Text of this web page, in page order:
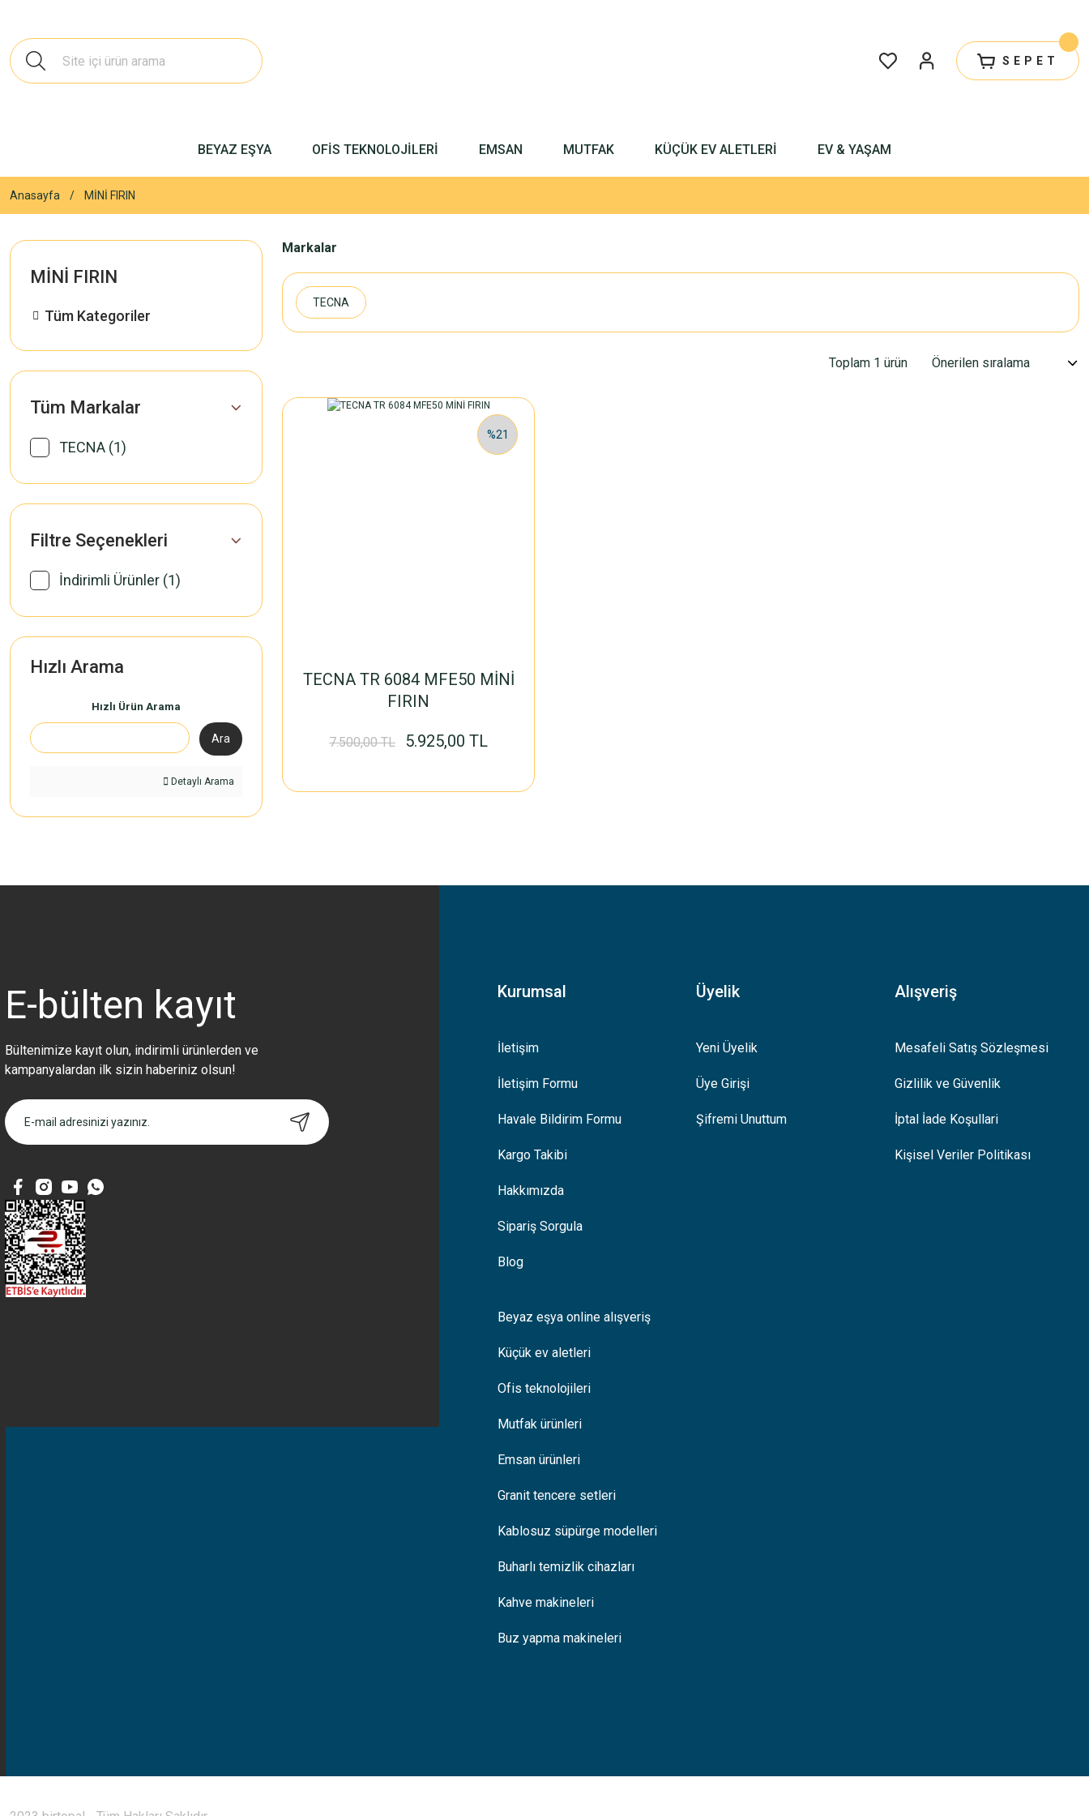
SEPET
BEYAZ EŞYA OFİS TEKNOLOJİLERİ EMSAN MUTFAK KÜÇÜK EV ALETLERİ EV & YAŞAM
Anasayfa MİNİ FIRIN
MİNİ FIRIN
Tüm Kategoriler
Tüm Markalar
TECNA (1)
Filtre Seçenekleri
İndirimli Ürünler (1)
Hızlı Arama
Hızlı Ürün Arama
Ara
Detaylı Arama
Markalar
TECNA
Toplam 1 ürün
%21
TECNA TR 6084 MFE50 MİNİ
FIRIN
7.500,00 TL 5.925,00 TL
E-bülten kayıt
Bültenimize kayıt olun, indirimli ürünlerden ve
kampanyalardan ilk sizin haberiniz olsun!
Kurumsal
İletişim
İletişim Formu
Havale Bildirim Formu
Kargo Takibi
Hakkımızda
Sipariş Sorgula
Blog
Üyelik
Yeni Üyelik
Üye Girişi
Şifremi Unuttum
Alışveriş
Mesafeli Satış Sözleşmesi
Gizlilik ve Güvenlik
İptal İade Koşullari
Kişisel Veriler Politikası
Beyaz eşya online alışveriş
Küçük ev aletleri
Ofis teknolojileri
Mutfak ürünleri
Emsan ürünleri
Granit tencere setleri
Kablosuz süpürge modelleri
Buharlı temizlik cihazları
Kahve makineleri
Buz yapma makineleri